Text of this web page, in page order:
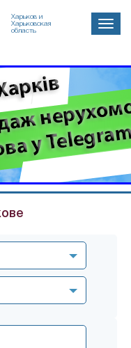
Харьков и
Харьковская
область
Toggle